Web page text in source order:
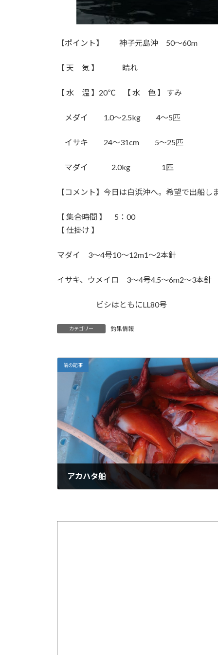
【ポイント】 神子元島沖 50〜60m
【 天 気 】 晴れ
【 水 温 】20℃ 【 水 色 】 すみ
メダイ 1.0〜2.5kg 4〜5匹
イサキ 24〜31cm 5〜25匹
マダイ 2.0kg 1匹
【コメント】今日は白浜沖へ。希望で出船し
【 集合時間 】 5：00
【 仕掛け 】
マダイ 3〜4号10〜12m1〜2本針
イサキ、ウメイロ 3〜4号4.5〜6m2〜3本針
ビシはともにLL80号
カテゴリー 釣果情報
前の記事
アカハタ船